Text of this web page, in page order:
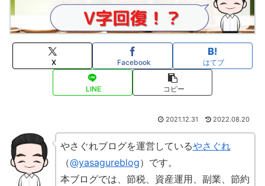
X Facebook はてブ
LINE コピー
2021.12.31 2022.08.20
やさぐれブログを運営しているやさぐれ
（@yasagureblog）です。
本ブログでは、節税、資産運用、副業、節約